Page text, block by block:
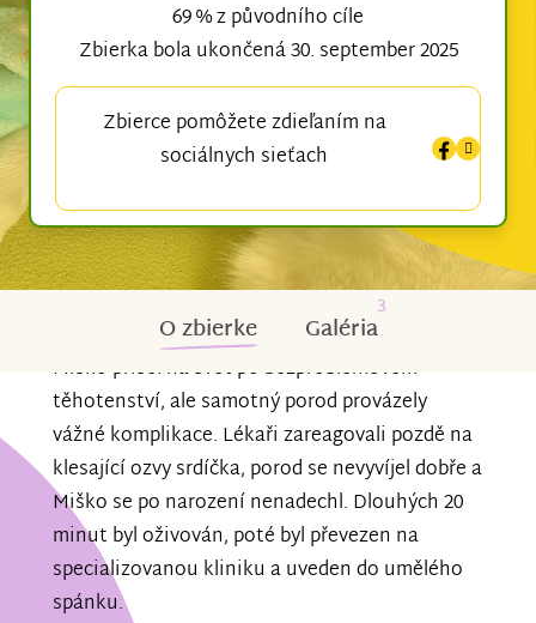
69 % z původního cíle
Zbierka bola ukončená 30. september 2025
Zbierce pomôžete zdieľaním na
sociálnych sieťach
O zbierke Galéria
3
Miško přišel na svět po bezproblémovém
těhotenství, ale samotný porod provázely
vážné komplikace. Lékaři zareagovali pozdě na
klesající ozvy srdíčka, porod se nevyvíjel dobře a
Miško se po narození nenadechl. Dlouhých 20
minut byl oživován, poté byl převezen na
specializovanou kliniku a uveden do umělého
spánku.